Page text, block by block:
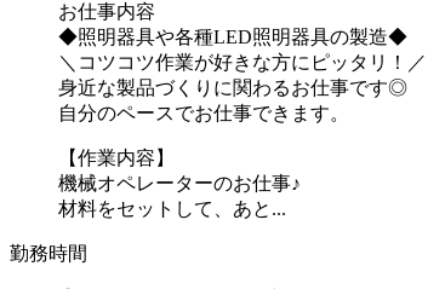
お仕事内容
◆照明器具や各種LED照明器具の製造◆
＼コツコツ作業が好きな方にピッタリ！／
身近な製品づくりに関わるお仕事です◎
自分のペースでお仕事できます。
【作業内容】
機械オペレーターのお仕事♪
材料をセットして、あと...
勤務時間